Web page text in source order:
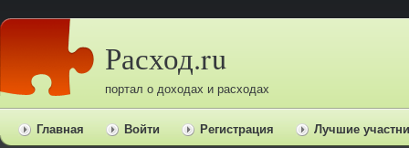
Расход.ru
портал о доходах и расходах
Главная Войти Регистрация Лучшие